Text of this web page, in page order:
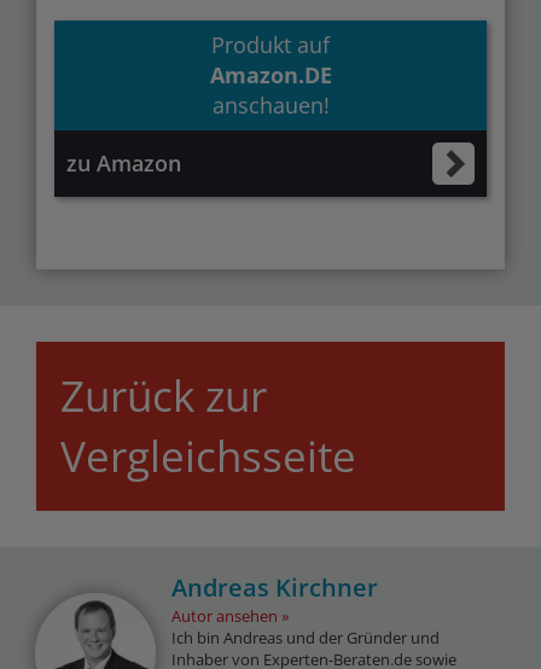
Produkt auf
Amazon.DE
anschauen!
zu Amazon
Zurück zur
Vergleichsseite
Andreas Kirchner
Autor ansehen
Ich bin Andreas und der Gründer und
Inhaber von Experten-Beraten.de sowie